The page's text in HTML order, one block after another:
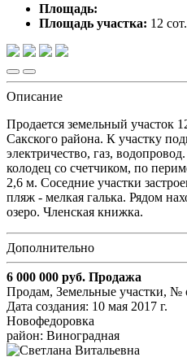
Площадь:
Площадь участка: 12 сот.
Описание
Продается земельный участок
Сакского района. К участку
электричество, газ,
колодец со счетчиком, по
2,6 м. Соседние участки
пляж - мелкая галька. Рядом
озеро. Членская книжка.
Дополнительно
6 000 000 руб. Продажа
Продам, Земельные участки, №
Дата создания: 10 мая 2017 г.
Новофедоровка
район: Виноградная